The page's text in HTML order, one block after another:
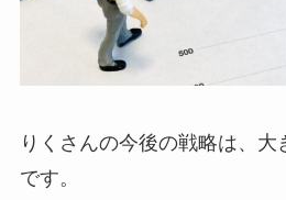
りくさんの今後の戦略は、
です。